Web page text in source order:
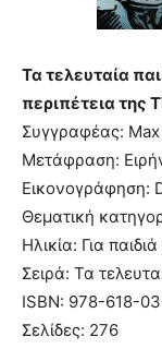
Τα τελευταία
περιπέτεια της
Συγγραφέας:
Μετάφραση:
Εικονογράφηση:
Θεματική
Ηλικία: Για
Σειρά: Τα
ISBN: 978-618-
Σελίδες: 276